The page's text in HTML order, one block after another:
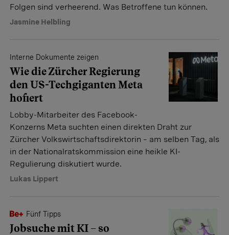
Folgen sind verheerend. Was Betroffene tun können.
Jasmine Helbling
Interne Dokumente zeigen
Wie die Zürcher Regierung
den US-Techgiganten Meta
hofiert
Lobby-Mitarbeiter des Facebook-
Konzerns Meta suchten einen direkten Draht zur
Zürcher Volkswirtschaftsdirektorin – am selben Tag, als
in der Nationalratskommission eine heikle KI-
Regulierung diskutiert wurde.
Lukas Lippert
Fünf Tipps
Jobsuche mit KI – so